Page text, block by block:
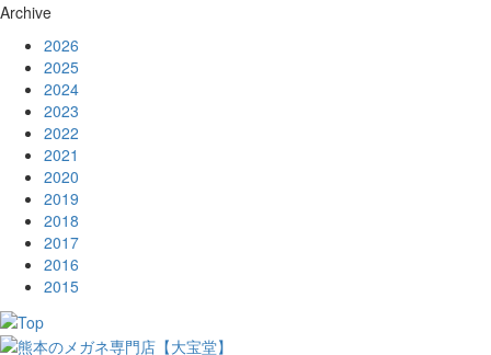
Archive
2026
2025
2024
2023
2022
2021
2020
2019
2018
2017
2016
2015